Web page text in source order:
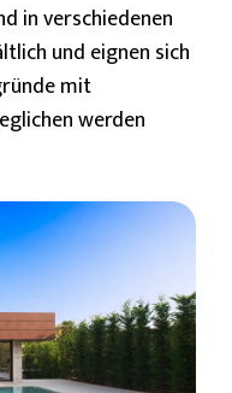
in verschiedenen
und eignen sich
mit
werden